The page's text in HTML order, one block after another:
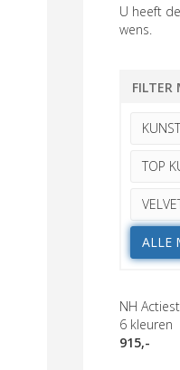
U heeft
wens.
FILTER
TOP
ALLE
NH
6 kleuren
915,-